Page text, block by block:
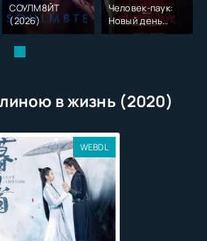
СОУЛМ8ЙТ
(2026)
Человек-паук:
Новый день
(2026)
в жизнь (2020)
WEBDL